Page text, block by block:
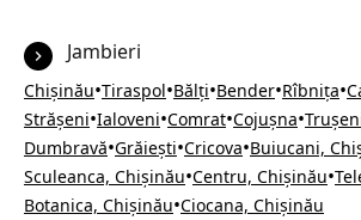
Jambieri
Chișinău•Tiraspol•Bălți•Bender•Rîbnița•
Strășeni•Ialoveni•Comrat•Cojușna•
Dumbravă•Grăiești•Cricova•Buiucani,
Sculeanca, Chișinău•Centru, Chișinău•
Botanica, Chișinău•Ciocana, Chișinău